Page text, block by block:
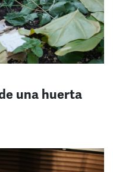
una huerta